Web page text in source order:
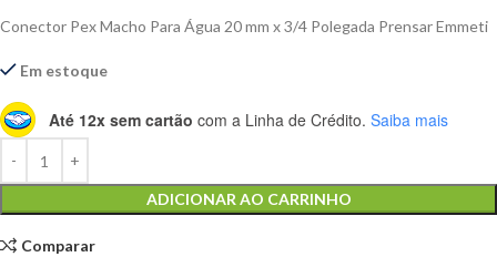
Conector Pex Macho Para Água 20 mm x 3/4 Polegada Prensar Emmeti
Em estoque
Até 12x sem cartão com a Linha de Crédito. Saiba mais
ADICIONAR AO CARRINHO
Comparar